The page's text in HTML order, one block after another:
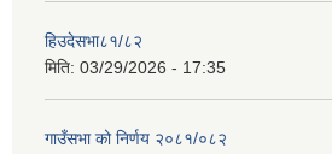
हिउदेसभा८१/८२
मिति: 03/29/2026 - 17:35
गाउँसभा को निर्णय २०८१/०८२